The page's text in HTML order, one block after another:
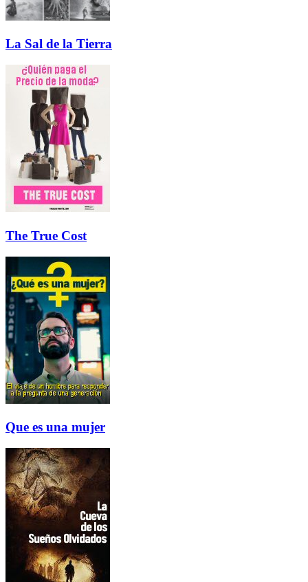
La Sal de la Tierra
The True Cost
Que es una mujer